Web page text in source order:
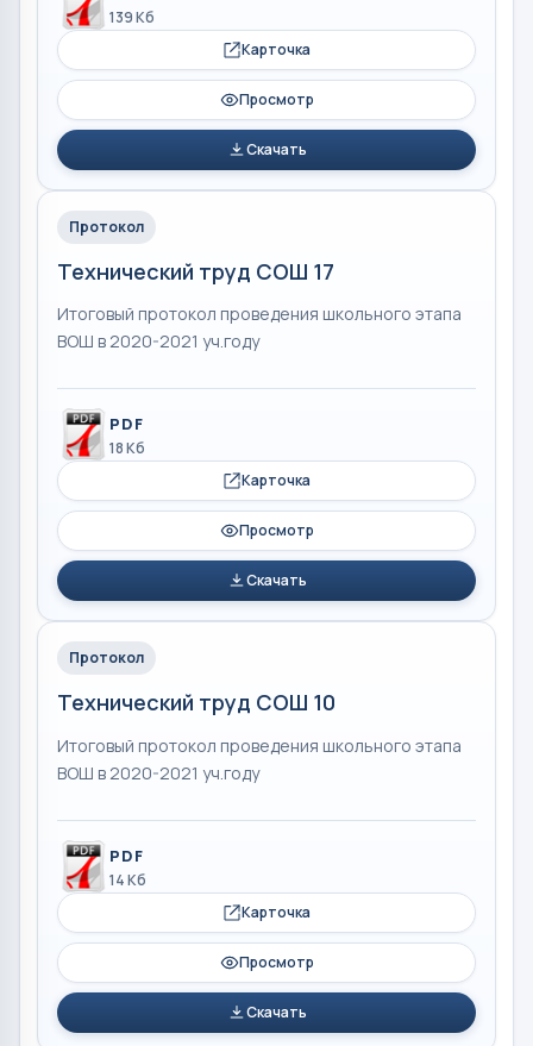
139 Кб
Карточка
Просмотр
Скачать
Протокол
Технический труд СОШ 17
Итоговый протокол проведения школьного этапа
ВОШ в 2020-2021 уч.году
PDF
18 Кб
Карточка
Просмотр
Скачать
Протокол
Технический труд СОШ 10
Итоговый протокол проведения школьного этапа
ВОШ в 2020-2021 уч.году
PDF
14 Кб
Карточка
Просмотр
Скачать